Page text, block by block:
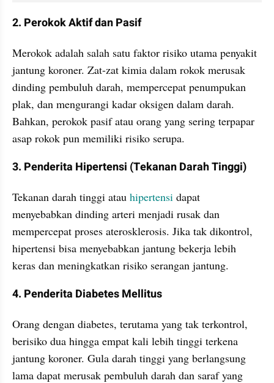
2. Perokok Aktif dan Pasif
Merokok adalah salah satu faktor risiko utama penyakit
jantung koroner. Zat-zat kimia dalam rokok merusak
dinding pembuluh darah, mempercepat penumpukan
plak, dan mengurangi kadar oksigen dalam darah.
Bahkan, perokok pasif atau orang yang sering terpapar
asap rokok pun memiliki risiko serupa.
3. Penderita Hipertensi (Tekanan Darah Tinggi)
Tekanan darah tinggi atau hipertensi dapat
menyebabkan dinding arteri menjadi rusak dan
mempercepat proses aterosklerosis. Jika tak dikontrol,
hipertensi bisa menyebabkan jantung bekerja lebih
keras dan meningkatkan risiko serangan jantung.
4. Penderita Diabetes Mellitus
Orang dengan diabetes, terutama yang tak terkontrol,
berisiko dua hingga empat kali lebih tinggi terkena
jantung koroner. Gula darah tinggi yang berlangsung
lama dapat merusak pembuluh darah dan saraf yang